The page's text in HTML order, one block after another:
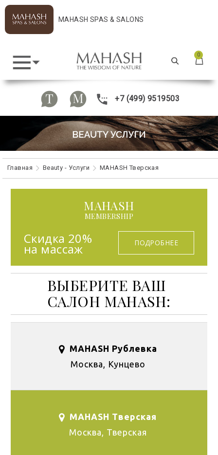
MAHASH SPAS & SALONS
0
+7 (499) 9519503
Главная Beauty - Услуги MAHASH Тверская
MAHASH
MEMBERSHIP
Скидка 20%
на массаж ПОДРОБНЕЕ
ВЫБЕРИТЕ ВАШ
САЛОН MAHASH:
MAHASH Рублевка
Москва, Кунцево
MAHASH Тверская
Москва, Тверская